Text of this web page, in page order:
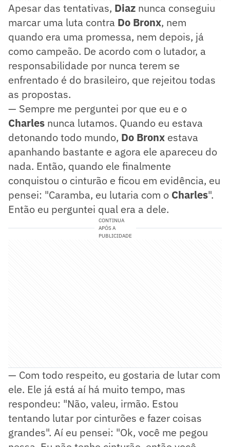
Apesar das tentativas, Diaz nunca conseguiu
marcar uma luta contra Do Bronx, nem
quando era uma promessa, nem depois, já
como campeão. De acordo com o lutador, a
responsabilidade por nunca terem se
enfrentado é do brasileiro, que rejeitou todas
as propostas.
— Sempre me perguntei por que eu e o
Charles nunca lutamos. Quando eu estava
detonando todo mundo, Do Bronx estava
apanhando bastante e agora ele apareceu do
nada. Então, quando ele finalmente
conquistou o cinturão e ficou em evidência, eu
pensei: "Caramba, eu lutaria com o Charles".
Então eu perguntei qual era a dele.
CONTINUA
APÓS A
PUBLICIDADE
— Com todo respeito, eu gostaria de lutar com
ele. Ele já está aí há muito tempo, mas
respondeu: "Não, valeu, irmão. Estou
tentando lutar por cinturões e fazer coisas
grandes". Aí eu pensei: "Ok, você me pegou